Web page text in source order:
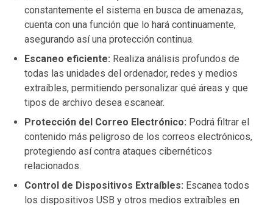
constantemente el sistema en busca de amenazas,
cuenta con una función que lo hará continuamente,
asegurando así una protección continua.
Escaneo eficiente: Realiza análisis profundos de
todas las unidades del ordenador, redes y medios
extraíbles, permitiendo personalizar qué áreas y que
tipos de archivo desea escanear.
Protección del Correo Electrónico: Podrá filtrar el
contenido más peligroso de los correos electrónicos,
protegiendo así contra ataques cibernéticos
relacionados.
Control de Dispositivos Extraíbles: Escanea todos
los dispositivos USB y otros medios extraíbles en